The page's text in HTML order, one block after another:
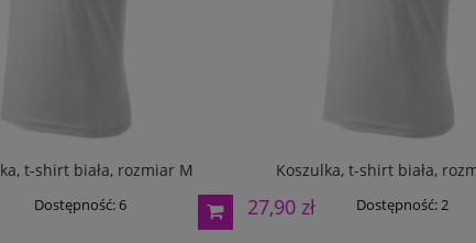
t-shirt biała, rozmiar M
Dostępność:6
Koszulka, t-shirt biała,
27,90 zł Dostępność:2